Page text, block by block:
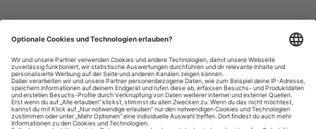
Datenschutzhinweise
Impressum
Privatsphäre-Einstellungen